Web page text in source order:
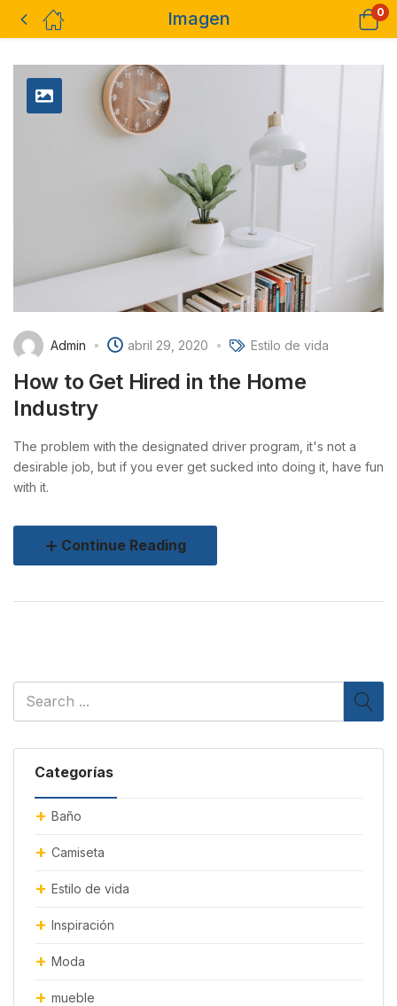
Imagen 0
Categorías
Baño
Camiseta
Estilo de vida
Inspiración
Moda
mueble
Admin abril 29, 2020 Estilo de vida
How to Get Hired in the Home
Industry
The problem with the designated driver program, it's not a
desirable job, but if you ever get sucked into doing it, have fun
with it.
Continue Reading